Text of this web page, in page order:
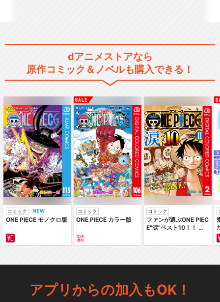
dアニメストアなら
原作コミック＆ノベルも購入できる！
コミック
ONE PIECE モノクロ版
コミック
ONE PIECE カラー版
コミック
ファンが選ぶONE PIEC
E“涙”ベスト10！！ ～
編～ カラー版
アプリからの加入もOK！